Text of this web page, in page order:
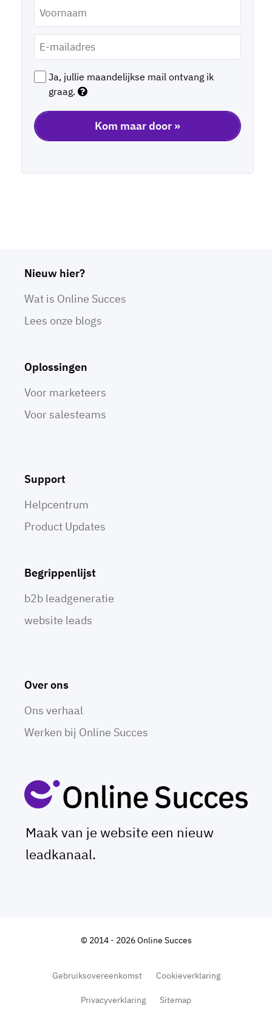
mailadres *
Ja, jullie maandelijkse mail ontvang ik
graag.
Nieuw hier?
Wat is Online Succes
Lees onze blogs
Oplossingen
Voor marketeers
Voor salesteams
Support
Helpcentrum
Product Updates
Begrippenlijst
b2b leadgeneratie
website leads
Over ons
Ons verhaal
Werken bij Online Succes
Maak van je website een nieuw
leadkanaal.
© 2014 - 2026 Online Succes
Gebruiksovereenkomst Cookieverklaring
Privacyverklaring Sitemap